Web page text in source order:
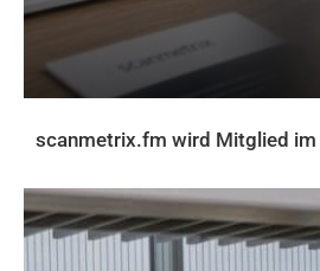
scanmetrix.fm wird Mitglied im